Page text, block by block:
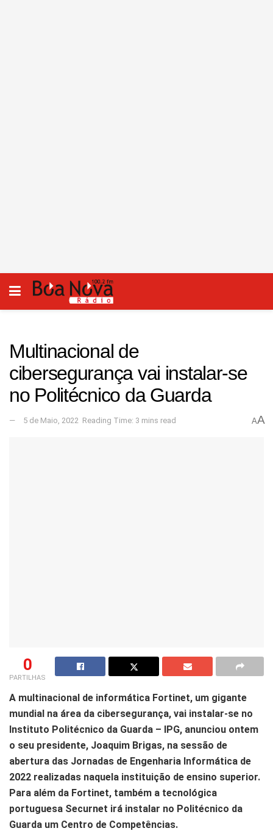
Multinacional de
cibersegurança vai instalar-se
no Politécnico da Guarda
5 de Maio, 2022 Reading Time: 3 mins read AA
0
PARTILHAS
A multinacional de informática Fortinet, um gigante
mundial na área da cibersegurança, vai instalar-se no
Instituto Politécnico da Guarda – IPG, anunciou ontem
o seu presidente, Joaquim Brigas, na sessão de
abertura das Jornadas de Engenharia Informática de
2022 realizadas naquela instituição de ensino superior.
Para além da Fortinet, também a tecnológica
portuguesa Securnet irá instalar no Politécnico da
Guarda um Centro de Competências.